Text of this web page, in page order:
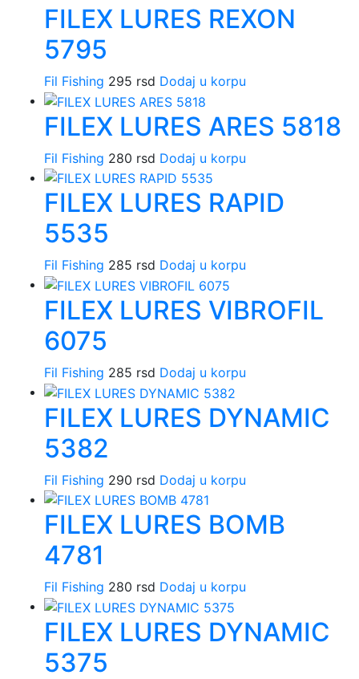
FILEX LURES REXON
5795
Fil Fishing 295 rsd Dodaj u korpu
FILEX LURES ARES 5818
Fil Fishing 280 rsd Dodaj u korpu
FILEX LURES RAPID
5535
Fil Fishing 285 rsd Dodaj u korpu
FILEX LURES VIBROFIL
6075
Fil Fishing 285 rsd Dodaj u korpu
FILEX LURES DYNAMIC
5382
Fil Fishing 290 rsd Dodaj u korpu
FILEX LURES BOMB
4781
Fil Fishing 280 rsd Dodaj u korpu
FILEX LURES DYNAMIC
5375